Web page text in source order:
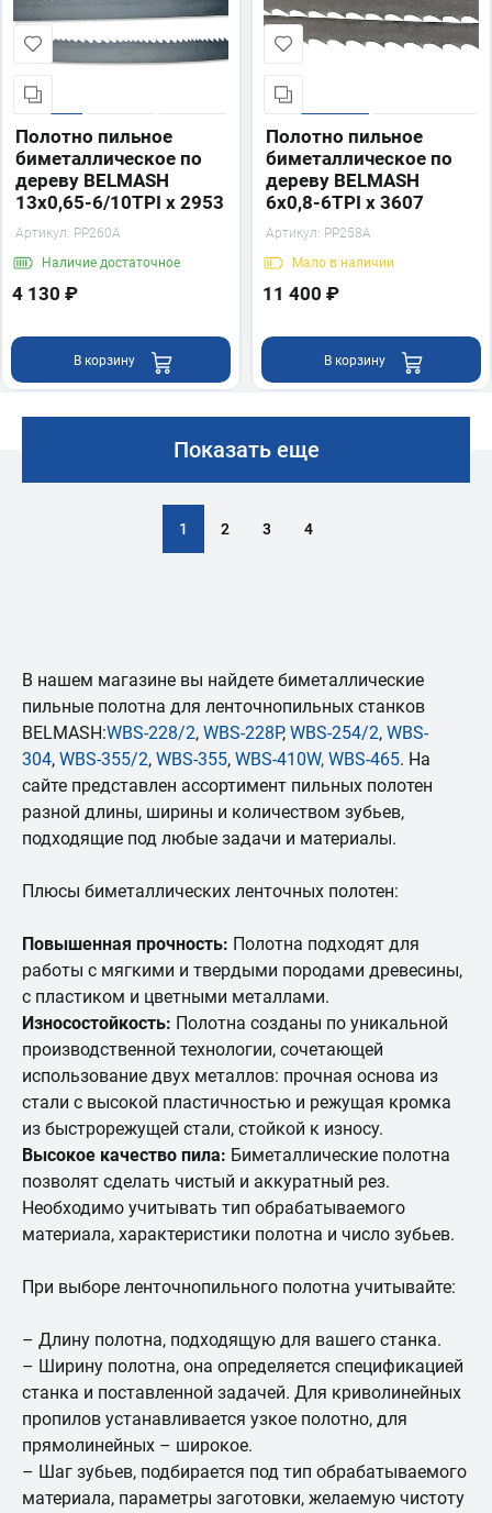
Полотно пильное
биметаллическое по
дереву BELMASH
13x0,65-6/10TPI x 2953
Артикул: PP260A
Наличие достаточное
4 130 ₽
В корзину
Полотно пильное
биметаллическое по
дереву BELMASH
6x0,8-6TPI x 3607
Артикул: PP258A
Мало в наличии
11 400 ₽
В корзину
Показать еще
1 2 3 4
В нашем магазине вы найдете биметаллические
пильные полотна для ленточнопильных станков
BELMASH:WBS-228/2, WBS-228P, WBS-254/2, WBS-
304, WBS-355/2, WBS-355, WBS-410W, WBS-465. На
сайте представлен ассортимент пильных полотен
разной длины, ширины и количеством зубьев,
подходящие под любые задачи и материалы.
Плюсы биметаллических ленточных полотен:
Повышенная прочность: Полотна подходят для
работы с мягкими и твердыми породами древесины,
с пластиком и цветными металлами.
Износостойкость: Полотна созданы по уникальной
производственной технологии, сочетающей
использование двух металлов: прочная основа из
стали с высокой пластичностью и режущая кромка
из быстрорежущей стали, стойкой к износу.
Высокое качество пила: Биметаллические полотна
позволят сделать чистый и аккуратный рез.
Необходимо учитывать тип обрабатываемого
материала, характеристики полотна и число зубьев.
При выборе ленточнопильного полотна учитывайте:
– Длину полотна, подходящую для вашего станка.
– Ширину полотна, она определяется спецификацией
станка и поставленной задачей. Для криволинейных
пропилов устанавливается узкое полотно, для
прямолинейных – широкое.
– Шаг зубьев, подбирается под тип обрабатываемого
материала, параметры заготовки, желаемую чистоту